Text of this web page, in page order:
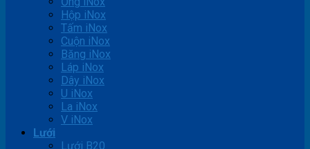
Hộp iNox
Tấm iNox
Cuộn iNox
Băng iNox
Láp iNox
Dây iNox
U iNox
La iNox
V iNox
Lưới
Lưới B20